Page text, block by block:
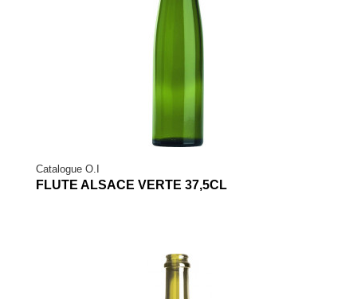
Catalogue O.I
FLUTE ALSACE VERTE 37,5CL